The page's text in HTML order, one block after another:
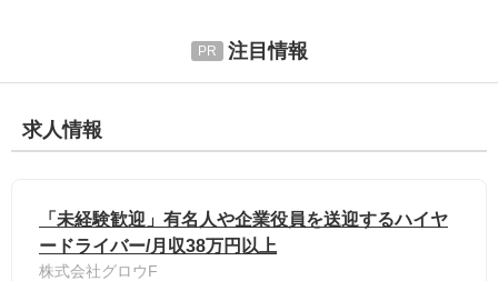
注目情報
求人情報
「未経験歓迎」有名人や企業役員を送迎するハイヤ
ードライバー/月収38万円以上
株式会社グロウF